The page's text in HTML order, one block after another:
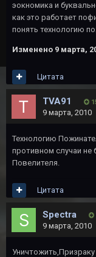
эокномика и
как это работает
понять технологию
Изменено 9 марта,
Цитата
TVA91
9 марта, 2010
Технологию
противном случаи не
Повелителя.
Цитата
Spectra
9 марта, 2010